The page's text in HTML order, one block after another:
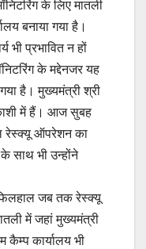
के लिए मातली
बनाया गया है।
भी प्रभावित न हों
के मद्देनजर यह
है। मुख्यमंत्री श्री
में हैं। आज सुबह
रेस्क्यू ऑपरेशन का
साथ भी उन्होंने
जब तक रेस्क्यू
में जहां मुख्यमंत्री
कैम्प कार्यालय भी